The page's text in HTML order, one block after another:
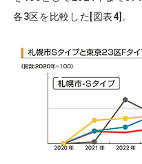
各3区を比較した[図表4]。